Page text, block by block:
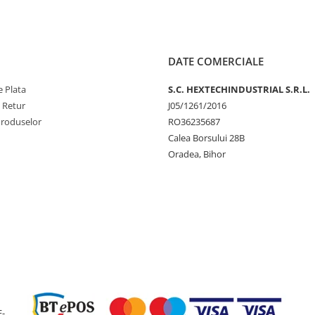
Interval COP
Capacitate
Putere
(B)
Putere
Plata
Retur
DATE COMERCIALE
S.C. HEXTECHINDUSTRIAL S.R.L.
J05/1261/2016
RO36235687
Calea Borsului 28B
Oradea, Bihor